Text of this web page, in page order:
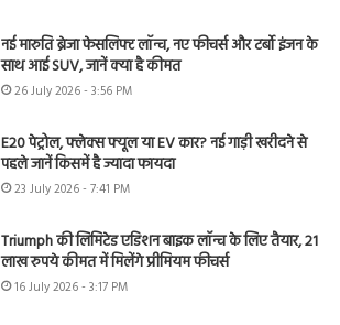
नई मारुति ब्रेजा फेसलिफ्ट लॉन्च, नए फीचर्स और टर्बो इंजन के
साथ आई SUV, जानें क्या है कीमत
26 July 2026 - 3:56 PM
E20 पेट्रोल, फ्लेक्स फ्यूल या EV कार? नई गाड़ी खरीदने से
पहले जानें किसमें है ज्यादा फायदा
23 July 2026 - 7:41 PM
Triumph की लिमिटेड एडिशन बाइक लॉन्च के लिए तैयार, 21
लाख रुपये कीमत में मिलेंगे प्रीमियम फीचर्स
16 July 2026 - 3:17 PM